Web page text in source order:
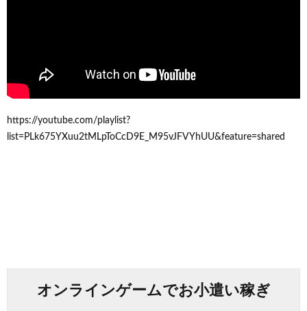
https://youtube.com/playlist?
list=PLk675YXuu2tMLpToCcD9E_M95vJFVYhUU&feature=shared
オンラインゲームでお小遣い稼ぎ